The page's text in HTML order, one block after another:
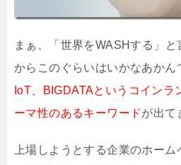
まぁ、「世界をWASHする」
からこのぐらいはいかなあかん
IoT、BIGDATAというコインラ
ーマ性のあるキーワードが出て
上場しようとする企業のホー